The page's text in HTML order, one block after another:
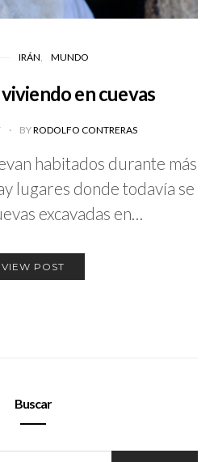
IRÁN MUNDO
en cuevas
BYRODOLFO CONTRERAS
habitados durante más
lugares donde todavía se
excavadas en…
VIEW POST
Buscar